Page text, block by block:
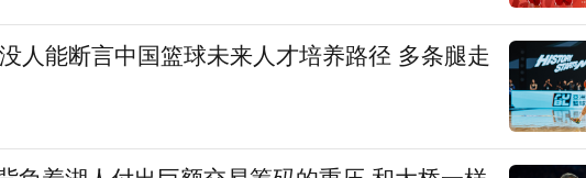
人能断言中国篮球未来人才培养路径 多条腿走